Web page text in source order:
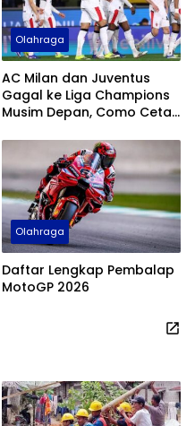
Olahraga
AC Milan dan Juventus
Gagal ke Liga Champions
Musim Depan, Como Cetak
Olahraga
Daftar Lengkap Pembalap
MotoGP 2026